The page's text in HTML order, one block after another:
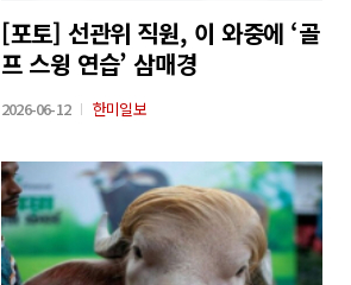
[포토] 선관위 직원, 이 와중에 ‘골
프 스윙 연습’ 삼매경
2026-06-12 한미일보